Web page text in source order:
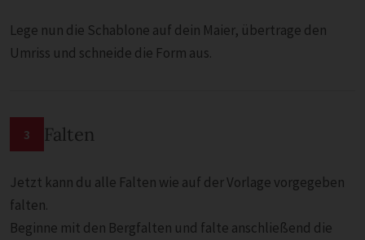
Lege nun die Schablone auf dein Maier, übertrage den
Umriss und schneide die Form aus.
3 Falten
Jetzt kann du alle Falten wie auf der Vorlage vorgegeben
falten.
Beginne mit den Bergfalten und falte anschließend die